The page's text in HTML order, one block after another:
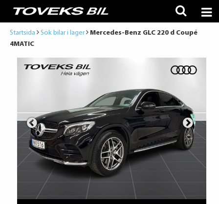
Startsida Sök bilar i lager
Mercedes-Benz GLC 220 d Coupé
4MATIC